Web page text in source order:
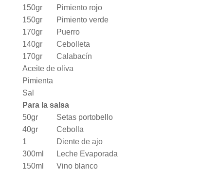
150gr
Pimiento rojo
150gr
Pimiento verde
170gr
Puerro
140gr
Cebolleta
170gr
Calabacín
Aceite de oliva
Pimienta
Sal
Para la salsa
50gr
Setas portobello
40gr
Cebolla
1
Diente de ajo
300ml
Leche Evaporada
150ml
Vino blanco